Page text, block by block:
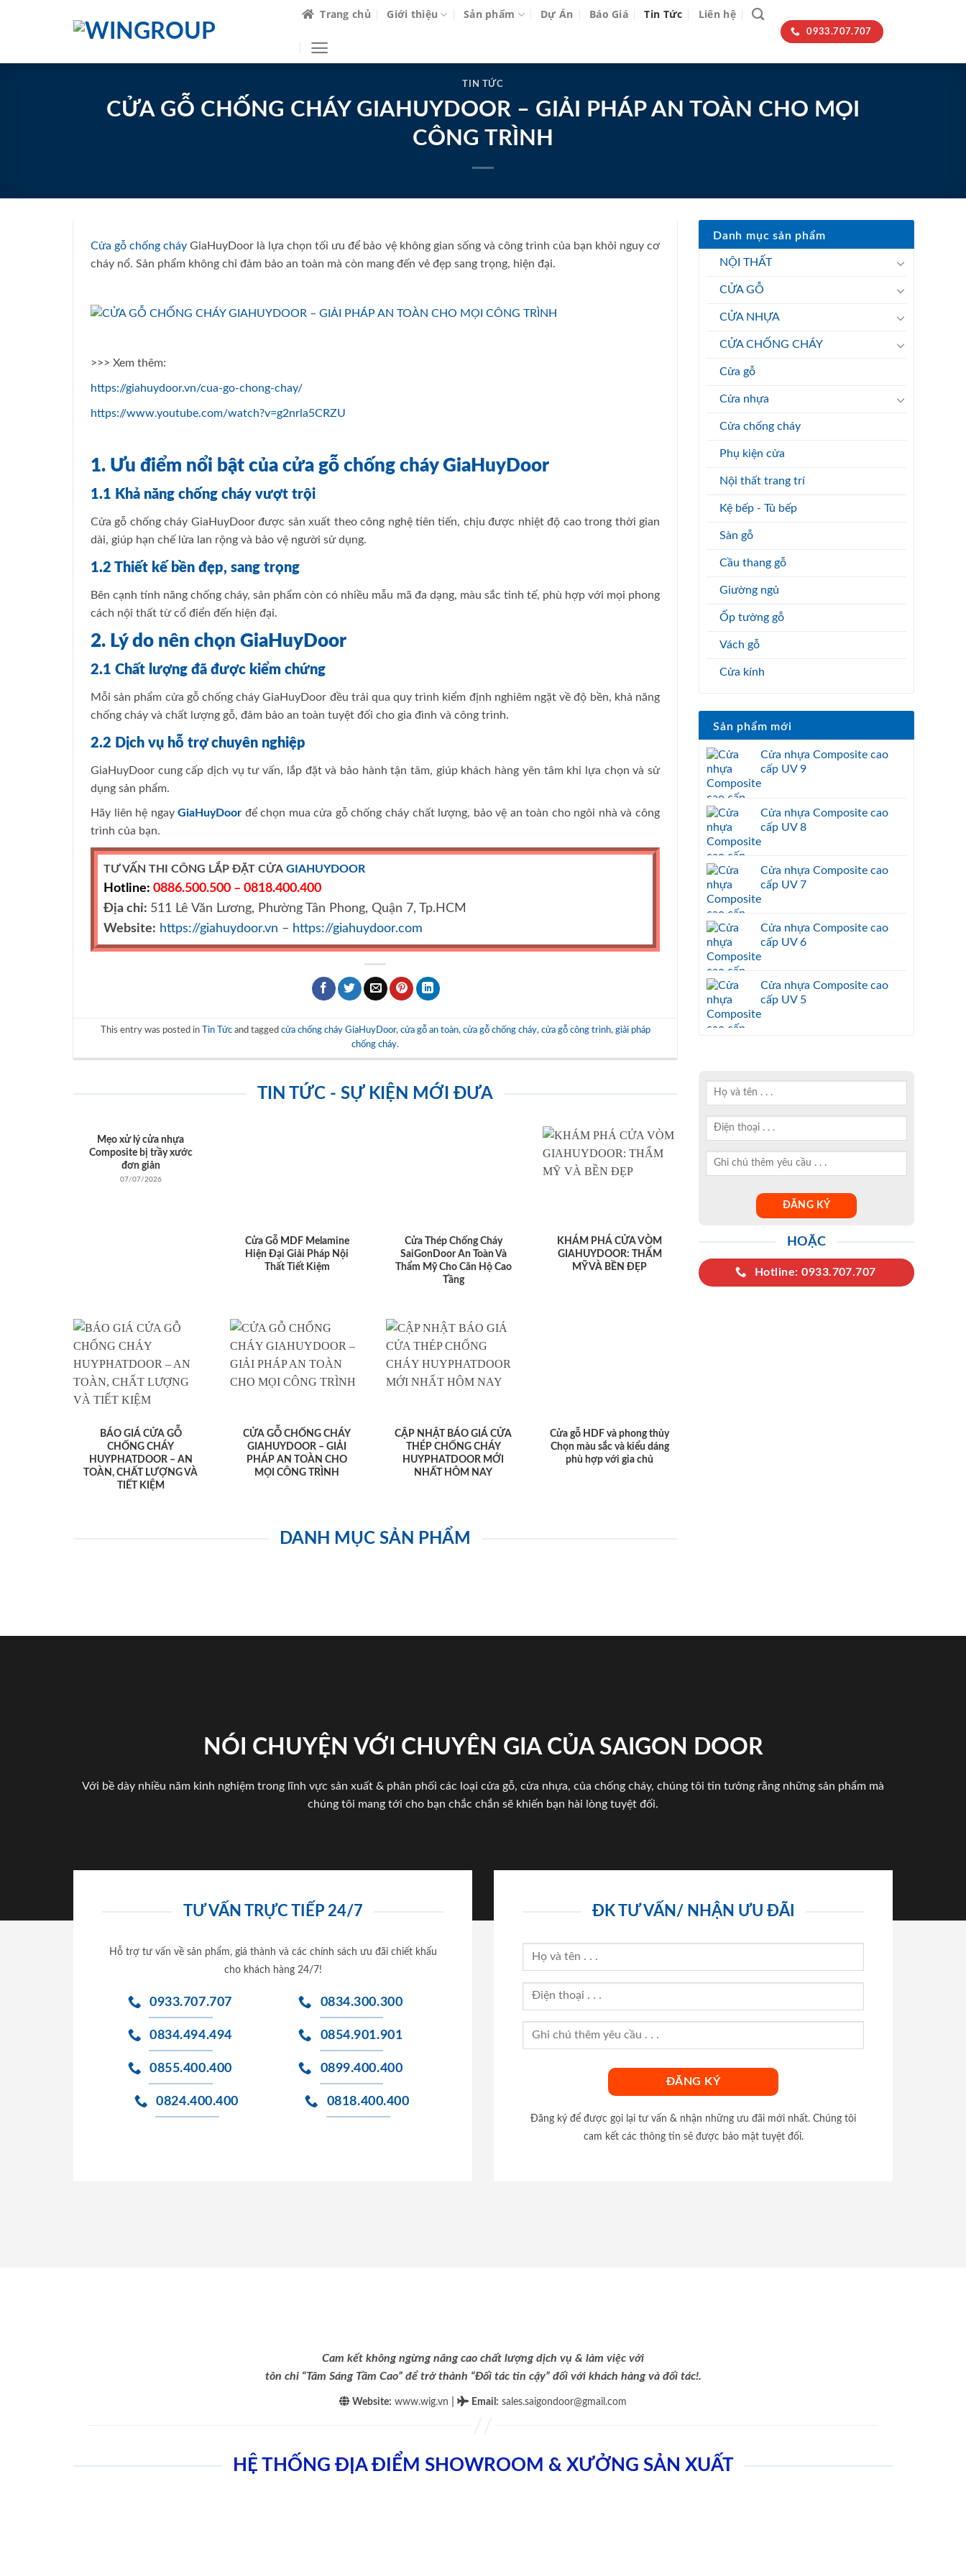
Trang chủ Giới thiệu Sản phẩm Dự Án Báo Giá Tin Tức Liên hệ
0933.707.707
TIN TỨC
CỬA GỖ CHỐNG CHÁY GIAHUYDOOR – GIẢI PHÁP AN TOÀN CHO MỌI
CÔNG TRÌNH
Cửa gỗ chống cháy GiaHuyDoor là lựa chọn tối ưu để bảo vệ không gian sống và công trình của bạn khỏi nguy cơ
cháy nổ. Sản phẩm không chỉ đảm bảo an toàn mà còn mang đến vẻ đẹp sang trọng, hiện đại.
>>> Xem thêm:
https://giahuydoor.vn/cua-go-chong-chay/
https://www.youtube.com/watch?v=g2nrla5CRZU
1. Ưu điểm nổi bật của cửa gỗ chống cháy GiaHuyDoor
1.1 Khả năng chống cháy vượt trội
Cửa gỗ chống cháy GiaHuyDoor được sản xuất theo công nghệ tiên tiến, chịu được nhiệt độ cao trong thời gian
dài, giúp hạn chế lửa lan rộng và bảo vệ người sử dụng.
1.2 Thiết kế bền đẹp, sang trọng
Bên cạnh tính năng chống cháy, sản phẩm còn có nhiều mẫu mã đa dạng, màu sắc tinh tế, phù hợp với mọi phong
cách nội thất từ cổ điển đến hiện đại.
2. Lý do nên chọn GiaHuyDoor
2.1 Chất lượng đã được kiểm chứng
Mỗi sản phẩm cửa gỗ chống cháy GiaHuyDoor đều trải qua quy trình kiểm định nghiêm ngặt về độ bền, khả năng
chống cháy và chất lượng gỗ, đảm bảo an toàn tuyệt đối cho gia đình và công trình.
2.2 Dịch vụ hỗ trợ chuyên nghiệp
GiaHuyDoor cung cấp dịch vụ tư vấn, lắp đặt và bảo hành tận tâm, giúp khách hàng yên tâm khi lựa chọn và sử
dụng sản phẩm.
Hãy liên hệ ngay GiaHuyDoor để chọn mua cửa gỗ chống cháy chất lượng, bảo vệ an toàn cho ngôi nhà và công
trình của bạn.
TƯ VẤN THI CÔNG LẮP ĐẶT CỬA GIAHUYDOOR
Hotline: 0886.500.500 – 0818.400.400
Địa chỉ: 511 Lê Văn Lương, Phường Tân Phong, Quận 7, Tp.HCM
Website: https://giahuydoor.vn – https://giahuydoor.com
This entry was posted in Tin Tứcand tagged cửa chống cháy GiaHuyDoor, cửa gỗ an toàn, cửa gỗ chống cháy, cửa gỗ công trình, giải pháp
chống cháy.
TIN TỨC - SỰ KIỆN MỚI ĐƯA
Mẹo xử lý cửa nhựa
Composite bị trầy xước
đơn giản
07/07/2026
Cửa Gỗ MDF Melamine
Hiện Đại Giải Pháp Nội
Thất Tiết Kiệm
Cửa Thép Chống Cháy
SaiGonDoor An Toàn Và
Thẩm Mỹ Cho Căn Hộ Cao
Tầng
KHÁM PHÁ CỬA VÒM
GIAHUYDOOR: THẨM
MỸ VÀ BỀN ĐẸP
BÁO GIÁ CỬA GỖ
CHỐNG CHÁY
HUYPHATDOOR – AN
TOÀN, CHẤT LƯỢNG VÀ
TIẾT KIỆM
CỬA GỖ CHỐNG CHÁY
GIAHUYDOOR – GIẢI
PHÁP AN TOÀN CHO
MỌI CÔNG TRÌNH
CẬP NHẬT BÁO GIÁ CỬA
THÉP CHỐNG CHÁY
HUYPHATDOOR MỚI
NHẤT HÔM NAY
Cửa gỗ HDF và phong thủy
Chọn màu sắc và kiểu dáng
phù hợp với gia chủ
DANH MỤC SẢN PHẨM
Danh mục sản phẩm
NỘI THẤT
CỬA GỖ
CỬA NHỰA
CỬA CHỐNG CHÁY
Cửa gỗ
Cửa nhựa
Cửa chống cháy
Phụ kiện cửa
Nội thất trang trí
Kệ bếp - Tủ bếp
Sàn gỗ
Cầu thang gỗ
Giường ngủ
Ốp tường gỗ
Vách gỗ
Cửa kính
Sản phẩm mới
Cửa nhựa Composite cao
cấp UV 9
Cửa nhựa Composite cao
cấp UV 8
Cửa nhựa Composite cao
cấp UV 7
Cửa nhựa Composite cao
cấp UV 6
Cửa nhựa Composite cao
cấp UV 5
HOẶC
Hotline: 0933.707.707
NÓI CHUYỆN VỚI CHUYÊN GIA CỦA SAIGON DOOR
Với bề dày nhiều năm kinh nghiệm trong lĩnh vực sản xuất & phân phối các loại cửa gỗ, cửa nhựa, của chống cháy, chúng tôi tin tưởng rằng những sản phẩm mà
chúng tôi mang tới cho bạn chắc chắn sẽ khiến bạn hài lòng tuyệt đối.
TƯ VẤN TRỰC TIẾP 24/7
Hỗ trợ tư vấn về sản phẩm, giá thành và các chính sách ưu đãi chiết khấu
cho khách hàng 24/7!
0933.707.707
0834.494.494
0855.400.400
0824.400.400
0834.300.300
0854.901.901
0899.400.400
0818.400.400
ĐK TƯ VẤN/ NHẬN ƯU ĐÃI
Đăng ký để được gọi lại tư vấn & nhận những ưu đãi mới nhất. Chúng tôi
cam kết các thông tin sẽ được bảo mật tuyệt đối.
Cam kết không ngừng nâng cao chất lượng dịch vụ & làm việc với
tôn chỉ “Tâm Sáng Tầm Cao” để trở thành “Đối tác tin cậy” đối với khách hàng và đối tác!.
Website: www.wig.vn Email : sales.saigondoor@gmail.com
HỆ THỐNG ĐỊA ĐIỂM SHOWROOM & XƯỞNG SẢN XUẤT